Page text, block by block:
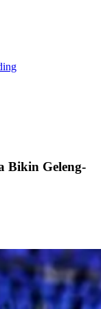
Bikin Geleng-